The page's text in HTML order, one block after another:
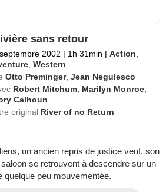
sans retour
2002 | 1h 31min | Action
,Western
Otto Preminger,Jean Negulesco
Robert Mitchum Marilyn Monroe
Calhoun
original River of no Return
un ancien repris de justice veuf, son
se retrouvent à descendre sur un
quelque peu mouvementée.